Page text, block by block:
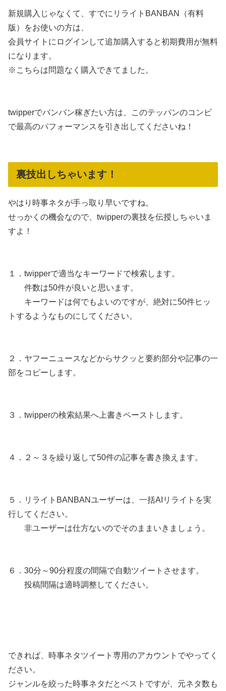
新規購入じゃなくて、すでにリライトBANBAN（有料
版）をお使いの方は、
会員サイトにログインして追加購入すると初期費用が無料
になります。
※こちらは問題なく購入できてました。
twipperでバンバン稼ぎたい方は、このテッパンのコンビ
で最高のパフォーマンスを引き出してくださいね！
裏技出しちゃいます！
やはり時事ネタが手っ取り早いですね。
せっかくの機会なので、twipperの裏技を伝授しちゃいま
すよ！
１．twipperで適当なキーワードで検索します。
件数は50件が良いと思います。
キーワードは何でもよいのですが、絶対に50件ヒッ
トするようなものにしてください。
２．ヤフーニュースなどからサクッと要約部分や記事の一
部をコピーします。
３．twipperの検索結果へ上書きペーストします。
４．２～３を繰り返して50件の記事を書き換えます。
５．リライトBANBANユーザーは、一括AIリライトを実
行してください。
非ユーザーは仕方ないのでそのままいきましょう。
６．30分～90分程度の間隔で自動ツイートさせます。
投稿間隔は適時調整してください。
できれば、時事ネタツイート専用のアカウントでやってく
ださい。
ジャンルを絞った時事ネタだとベストですが、元ネタ数も